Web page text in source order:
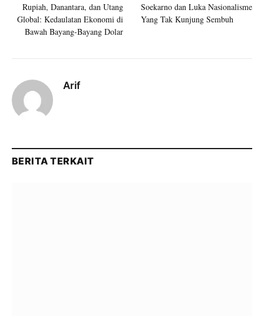
Rupiah, Danantara, dan Utang
Global: Kedaulatan Ekonomi di
Bawah Bayang-Bayang Dolar
Soekarno dan Luka Nasionalisme
Yang Tak Kunjung Sembuh
Arif
BERITA TERKAIT